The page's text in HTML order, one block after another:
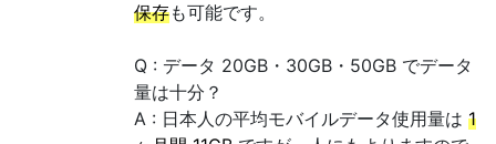
保存も可能です。
Q : データ 20GB・30GB・50GB でデータ
量は十分？
A : 日本人の平均モバイルデータ使用量は 1